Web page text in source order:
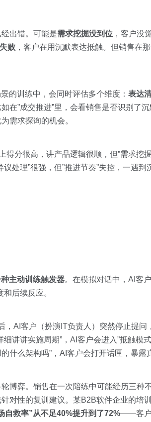
出错。可能是需求挖掘没到位 ，客户没
败 ，客户在用沉默表达抵触。但销售在
的训练中，会同时评估多个维度： 表达
”成交推进”里，会看销售是否识别了
需求探询的机会。
得分很高，讲产品逻辑很顺，但”需求
处理”很强，但”推进节奏”失控，一遇到
主动训练触发器。在模拟对话中，AI客
后续反应。
AI客户（扮演IT负责人）突然停止提
讲讲实施周期”，AI客户会进入”抵触模
什么架构吗”，AI客户会打开话匣，暴露
博弈。销售在一次陪练中可能经历三种
对性的复训建议。某B2B软件企业的培
自救率”从不足40%提升到了72%——客户